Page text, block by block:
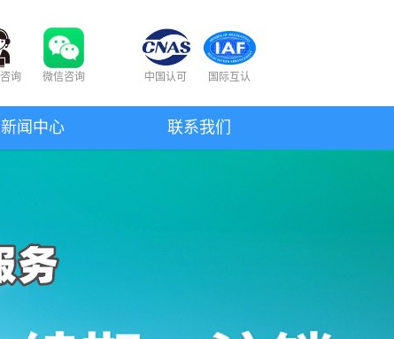
询 微信咨询 中国认可 国际互认
新闻中心 联系我们